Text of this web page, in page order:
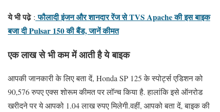
ये भी पढे़: फौलादी इंजन और शानदार रेंज से TVS Apache की इस बाइक
बजा दी Pulsar 150 की बैंड, जानें कीमत
एक लाख से भी कम में आती है ये बाइक
आपकी जानकारी के लिए बता दें, Honda SP 125 के स्पोर्ट्स एडिशन को
90,576 रुपए एक्स शोरूम कीमत पर लॉन्च किया है. हालांकि इसे ऑनरोड
खरीदने पर ये आपको 1.04 लाख रुपए मिलेगी.वहीं, आपको बता दें, बाइक की